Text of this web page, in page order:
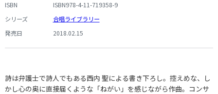
ISBN
ISBN978-4-11-719358-9
シリーズ
合唱ライブラリー
発売日
2018.02.15
詩は弁護士で詩人でもある西内 聖による書き下ろし。控えめな、し
かし心の奥に直接届くような「ねがい」を感じながら作曲。コンサ